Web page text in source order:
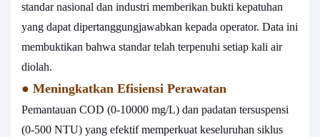
standar nasional dan industri memberikan bukti kepatuhan
yang dapat dipertanggungjawabkan kepada operator. Data ini
membuktikan bahwa standar telah terpenuhi setiap kali air
diolah.
● Meningkatkan Efisiensi Perawatan
Pemantauan COD (0-10000 mg/L) dan padatan tersuspensi
(0-500 NTU) yang efektif memperkuat keseluruhan siklus